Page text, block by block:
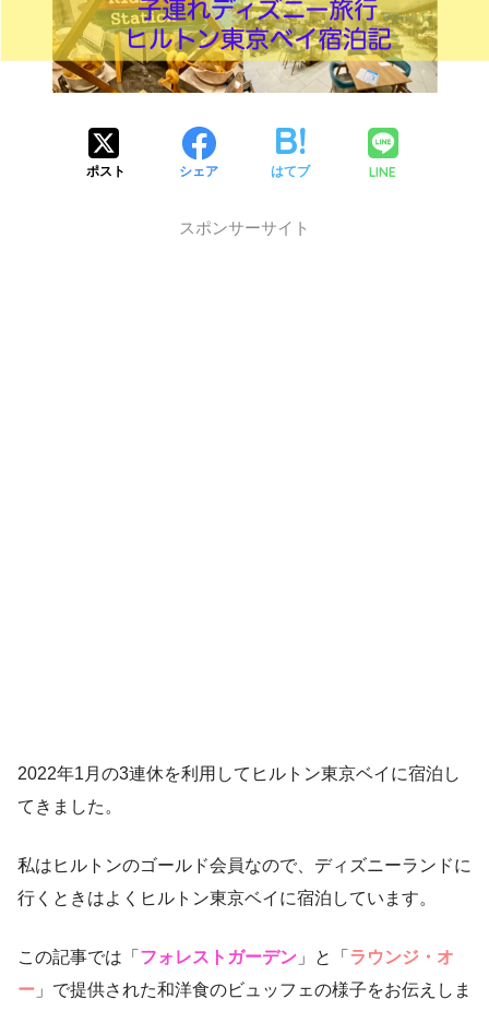
ポスト シェア はてブ LINE
スポンサーサイト
2022年1月の3連休を利用してヒルトン東京ベイに宿泊し
てきました。
私はヒルトンのゴールド会員なので、ディズニーランドに
行くときはよくヒルトン東京ベイに宿泊しています。
この記事では「 フォレストガーデン 」と「 ラウンジ・オ
ー 」で提供された和洋食のビュッフェの様子をお伝えしま